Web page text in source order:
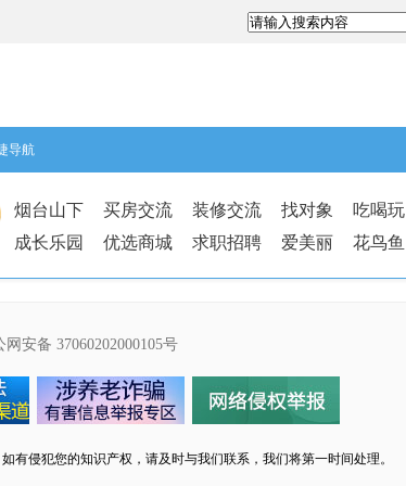
导航
烟台山下 买房交流 装修交流 找对象 吃喝玩
成长乐园
优选商城 求职招聘 爱美丽 花鸟鱼
网安备 37060202000105号
侵犯您的知识产权，请及时与我们联系，我们将第一时间处理。